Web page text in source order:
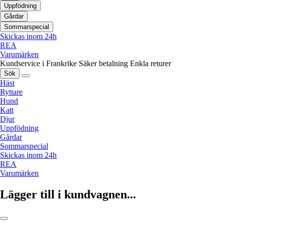
Uppfödning
Gårdar
Sommarspecial
Skickas inom 24h
REA
Varumärken
Kundservice i Frankrike Säker betalning Enkla returer
Sök
Häst
Ryttare
Hund
Katt
Djur
Uppfödning
Gårdar
Sommarspecial
Skickas inom 24h
REA
Varumärken
Lägger till i kundvagnen...